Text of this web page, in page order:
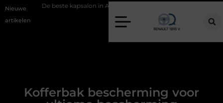
Nieuwe
artikelen
kapsalon in Arnhem: meer dan alleen een knipbeurt
Kofferbak bescherming voor